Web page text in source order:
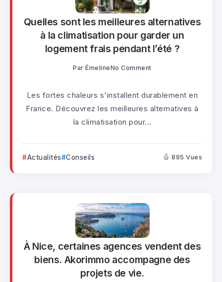
Quelles sont les meilleures alternatives
à la climatisation pour garder un
logement frais pendant l’été ?
Par ÉmelineNo Comment
Les fortes chaleurs s'installent durablement en
France. Découvrez les meilleures alternatives à
la climatisation pour...
Actualités Conseils 895 Vues
À Nice, certaines agences vendent des
biens. Akorimmo accompagne des
projets de vie.